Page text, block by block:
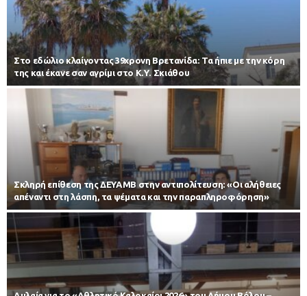
Στο εδώλιο κλαίγοντας 39χρονη Βρετανίδα: Τα ήπιε με την κόρη
της και έκανε σαν αγρίμι στο Κ.Υ. Σκιάθου
Σκληρή επίθεση της ΔΕΥΑΜΒ στην αντιπολίτευση: «Οι αλήθειες
απέναντι στη λάσπη, τα ψέματα και την παραπληροφόρηση»